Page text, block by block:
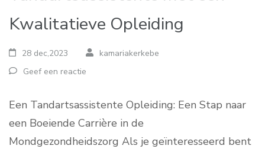
Kwalitatieve Opleiding
28 dec,2023
kamariakerkebe
Geef een reactie
Een Tandartsassistente Opleiding: Een Stap naar
een Boeiende Carrière in de
Mondgezondheidszorg Als je geïnteresseerd bent